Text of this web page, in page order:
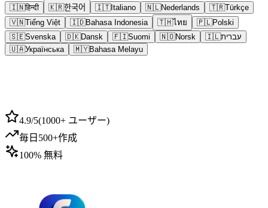
🇮🇳हिन्दी 🇰🇷한국어 🇮🇹Italiano 🇳🇱Nederlands 🇹🇷Türkçe
🇻🇳Tiếng Việt 🇮🇩Bahasa Indonesia 🇹🇭ไทย 🇵🇱Polski
🇸🇪Svenska 🇩🇰Dansk 🇫🇮Suomi 🇳🇴Norsk 🇮🇱עברית
🇺🇦Українська 🇲🇾Bahasa Melayu
4.9/5(1000+ ユーザー)
毎日500+作成
100% 無料